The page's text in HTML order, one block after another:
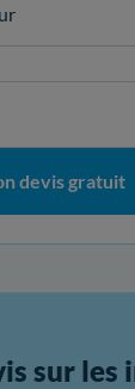
devis gratuit
sur